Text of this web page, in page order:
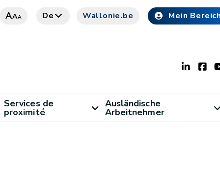
AAA De Wallonie.be Mein
Services de
proximité
Ausländische
Arbeitnehmer